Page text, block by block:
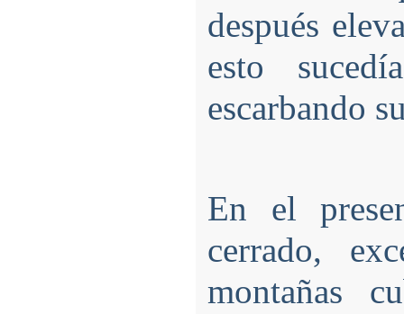
después
esto
escarbando
En el
cerrado,
montañas